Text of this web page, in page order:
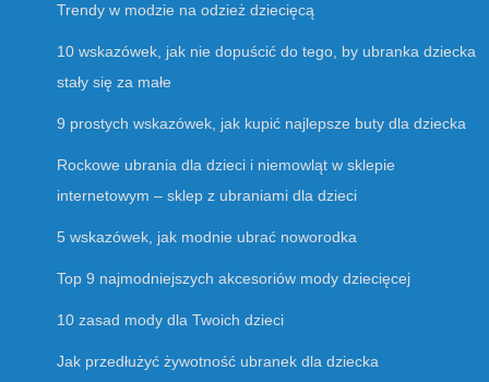
Trendy w modzie na odzież dziecięcą
10 wskazówek, jak nie dopuścić do tego, by ubranka dziecka
stały się za małe
9 prostych wskazówek, jak kupić najlepsze buty dla dziecka
Rockowe ubrania dla dzieci i niemowląt w sklepie
internetowym – sklep z ubraniami dla dzieci
5 wskazówek, jak modnie ubrać noworodka
Top 9 najmodniejszych akcesoriów mody dziecięcej
10 zasad mody dla Twoich dzieci
Jak przedłużyć żywotność ubranek dla dziecka